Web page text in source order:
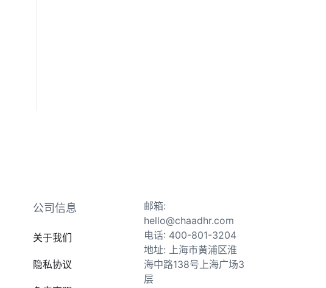
公司信息
关于我们
隐私协议
邮箱:
hello@chaadhr.com
电话: 400-801-3204
地址: 上海市黄浦区淮
海中路138号上海广场3
层